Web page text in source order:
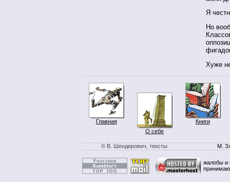
Я
Но
Хуже
Главная
О себе
Книги
© В. Шендерович, тексты М.
жалобы и